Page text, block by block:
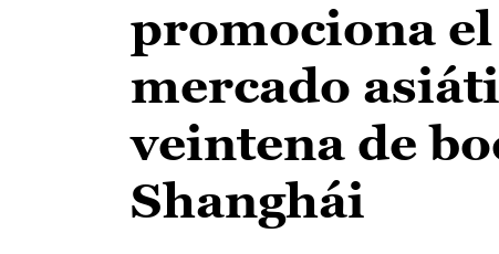
promociona
mercado
veintena de
Shanghái